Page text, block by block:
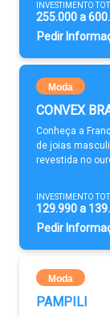
INVESTIMENTO
255.000 a
Pedir
Moda
CONVEX
Conheça a
de joias
revestida no
INVESTIMENTO
129.990 a
Pedir
Moda
PAMPILI